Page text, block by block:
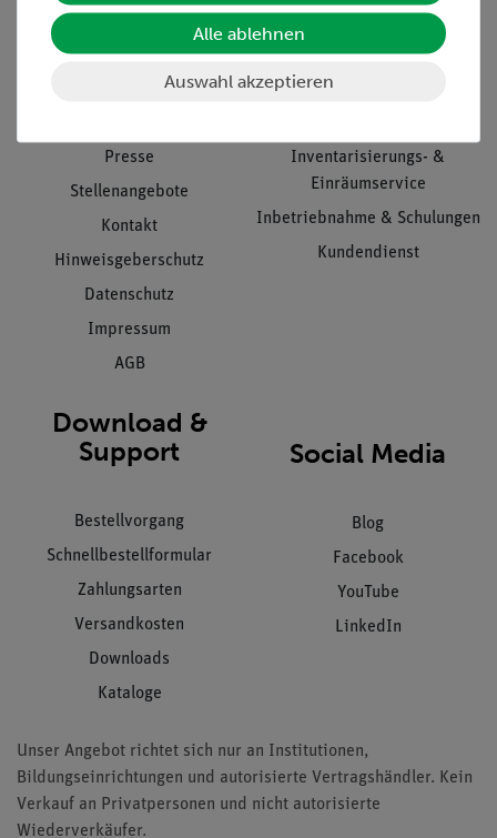
Informationen
Unternehmen
Presse
Stellenangebote
Kontakt
Hinweisgeberschutz
Datenschutz
Impressum
AGB
Service
Übersicht Service
Inventarisierungs- &
Einräumservice
Inbetriebnahme & Schulungen
Kundendienst
Download &
Support
Bestellvorgang
Schnellbestellformular
Zahlungsarten
Versandkosten
Downloads
Kataloge
Social Media
Blog
Facebook
YouTube
LinkedIn
Unser Angebot richtet sich nur an Institutionen,
Bildungseinrichtungen und autorisierte Vertragshändler. Kein
Verkauf an Privatpersonen und nicht autorisierte
Wiederverkäufer.
Alle ablehnen
Auswahl akzeptieren